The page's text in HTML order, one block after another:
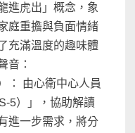
進虎出」概念，象
庭重擔與負面情緒
充滿溫度的趣味體
音：
： 由心衛中心人員
5）」，協助解讀
進一步需求，將分